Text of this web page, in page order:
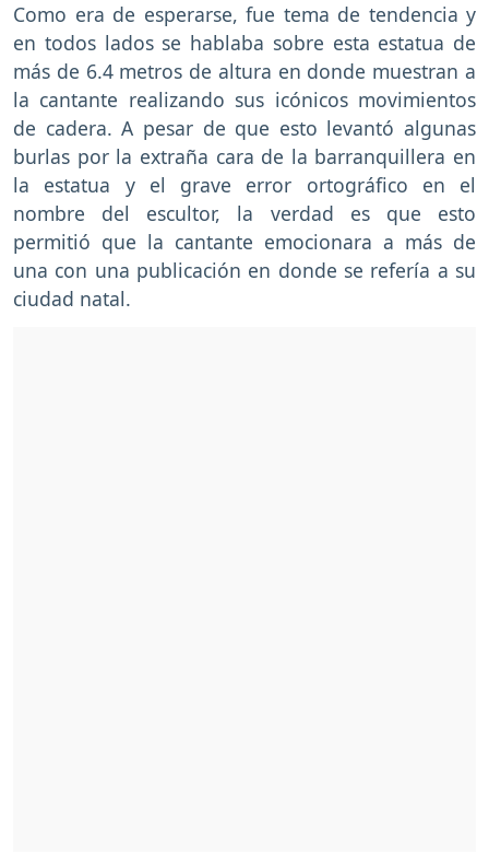
Como era de esperarse, fue tema de tendencia y
en todos lados se hablaba sobre esta estatua de
más de 6.4 metros de altura en donde muestran a
la cantante realizando sus icónicos movimientos
de cadera. A pesar de que esto levantó algunas
burlas por la extraña cara de la barranquillera en
la estatua y el grave error ortográfico en el
nombre del escultor, la verdad es que esto
permitió que la cantante emocionara a más de
una con una publicación en donde se refería a su
ciudad natal.